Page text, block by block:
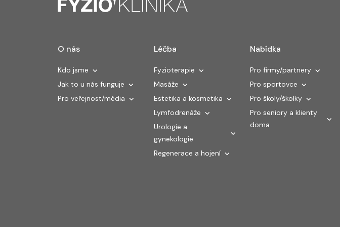
O nás
Kdo jsme
Jak to u nás funguje
Pro veřejnost/média
Léčba
Fyzioterapie
Masáže
Estetika a kosmetika
Lymfodrenáže
Urologie a
gynekologie
Regenerace a hojení
Nabídka
Pro firmy/partnery
Pro sportovce
Pro školy/školky
Pro seniory a klienty
doma